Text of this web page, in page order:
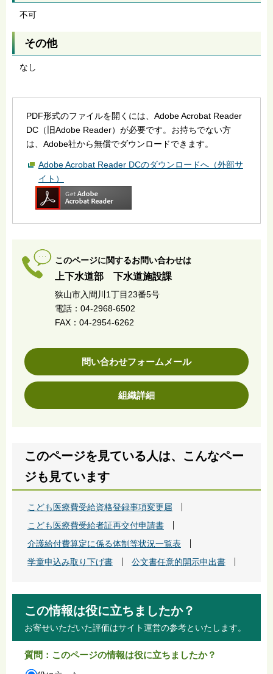
不可
その他
なし
PDF形式のファイルを開くには、Adobe Acrobat Reader
DC（旧Adobe Reader）が必要です。お持ちでない方
は、Adobe社から無償でダウンロードできます。
Adobe Acrobat Reader DCのダウンロードへ（外部サ
イト）
このページに関するお問い合わせは
上下水道部 下水道施設課
狭山市入間川1丁目23番5号
電話：04-2968-6502
FAX：04-2954-6262
問い合わせフォームメール
組織詳細
このページを見ている人は、こんなペー
ジも見ています
こども医療費受給資格登録事項変更届
こども医療費受給者証再交付申請書
介護給付費算定に係る体制等状況一覧表
学童申込み取り下げ書
公文書任意的開示申出書
この情報は役に立ちましたか？
お寄せいただいた評価はサイト運営の参考といたします。
質問：このページの情報は役に立ちましたか？